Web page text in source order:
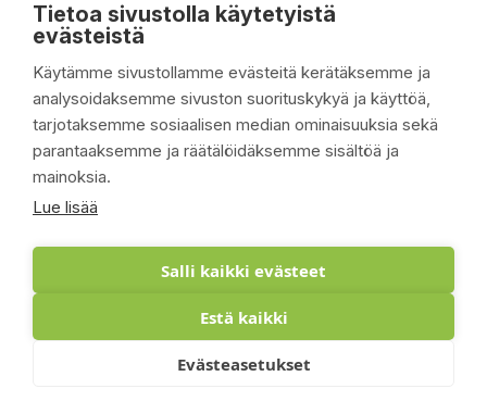
Tietoa sivustolla käytetyistä
evästeistä
Käytämme sivustollamme evästeitä kerätäksemme ja
analysoidaksemme sivuston suorituskykyä ja käyttöä,
tarjotaksemme sosiaalisen median ominaisuuksia sekä
parantaaksemme ja räätälöidäksemme sisältöä ja
mainoksia.
Lue lisää
Salli kaikki evästeet
Estä kaikki
Evästeasetukset
PIKALINKIT
TUOTTEET

© 2026 - Suomen Siisti Piha Oy - Toteutus: